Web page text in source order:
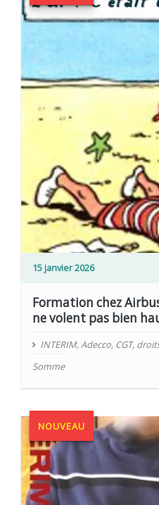
15 janvier 2026
Formation chez
ne volent pas bien
INTERIM,Adecco, CGT,
Somme
NOUVEAU